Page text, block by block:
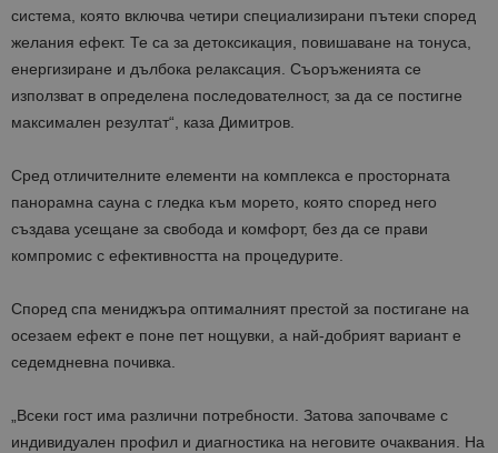
система, която включва четири специализирани пътеки според
желания ефект. Те са за детоксикация, повишаване на тонуса,
енергизиране и дълбока релаксация. Съоръженията се
използват в определена последователност, за да се постигне
максимален резултат“, каза Димитров.
Сред отличителните елементи на комплекса е просторната
панорамна сауна с гледка към морето, която според него
създава усещане за свобода и комфорт, без да се прави
компромис с ефективността на процедурите.
Според спа мениджъра оптималният престой за постигане на
осезаем ефект е поне пет нощувки, а най-добрият вариант е
седемдневна почивка.
„Всеки гост има различни потребности. Затова започваме с
индивидуален профил и диагностика на неговите очаквания. На